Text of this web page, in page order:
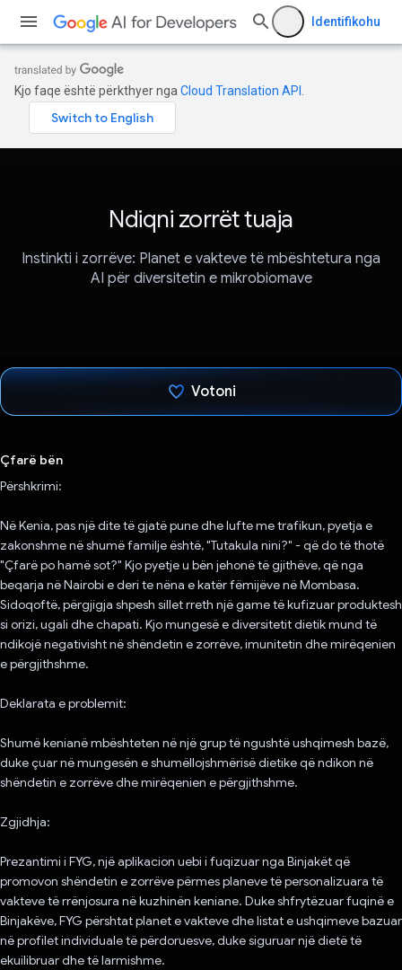
Identifikohu
Kjo faqe është përkthyer nga Cloud Translation API
Ndiqni zorrët tuaja
Instinkti i zorrëve: Planet e vakteve të mbështetura nga
AI për diversitetin e mikrobiomave
Votoni
Çfarë bën
Përshkrimi:
Në Kenia, pas një dite të gjatë pune dhe lufte me trafikun, pyetja e
zakonshme në shumë familje është, "Tutakula nini?" - që do të thotë
"Çfarë po hamë sot?" Kjo pyetje u bën jehonë të gjithëve, që nga
beqarja në Nairobi e deri te nëna e katër fëmijëve në Mombasa.
Sidoqoftë, përgjigja shpesh sillet rreth një game të kufizuar produktesh
si orizi, ugali dhe chapati. Kjo mungesë e diversitetit dietik mund të
ndikojë negativisht në shëndetin e zorrëve, imunitetin dhe mirëqenien
e përgjithshme.
Deklarata e problemit:
Shumë kenianë mbështeten në një grup të ngushtë ushqimesh bazë,
duke çuar në mungesën e shumëllojshmërisë dietike që ndikon në
shëndetin e zorrëve dhe mirëqenien e përgjithshme.
Zgjidhja:
Prezantimi i FYG, një aplikacion uebi i fuqizuar nga Binjakët që
promovon shëndetin e zorrëve përmes planeve të personalizuara të
vakteve të rrënjosura në kuzhinën keniane. Duke shfrytëzuar fuqinë e
Binjakëve, FYG përshtat planet e vakteve dhe listat e ushqimeve bazuar
në profilet individuale të përdoruesve, duke siguruar një dietë të
ekuilibruar dhe të larmishme.